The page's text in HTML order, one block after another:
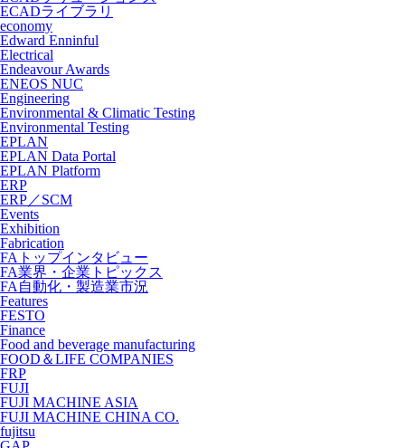
ECADライブラリ
economy
Edward Enninful
Electrical
Endeavour Awards
ENEOS NUC
Engineering
Environmental & Climatic Testing
Environmental Testing
EPLAN
EPLAN Data Portal
EPLAN Platform
ERP
ERP／SCM
Events
Exhibition
Fabrication
FAトップインタビュー
FA業界・企業トピックス
FA自動化・製造業市況
Features
FESTO
Finance
Food and beverage manufacturing
FOOD＆LIFE COMPANIES
FRP
FUJI
FUJI MACHINE ASIA
FUJI MACHINE CHINA CO.
fujitsu